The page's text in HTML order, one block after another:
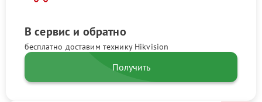
В сервис и обратно
бесплатно доставим технику Hikvision
Получить